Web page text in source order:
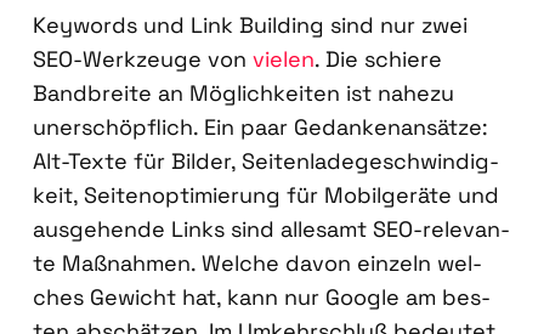
Key­words und Link Buil­ding sind nur zwei
SEO-Werk­zeu­ge von vie­len. Die schie­re
Band­brei­te an Mög­lich­kei­ten ist nahe­zu
uner­schöpf­lich. Ein paar Gedan­ken­an­sät­ze:
Alt-Tex­te für Bil­der, Sei­ten­la­de­ge­schwin­dig­
keit, Sei­ten­op­ti­mie­rung für Mobil­ge­rä­te und
aus­ge­hen­de Links sind alle­samt SEO-rele­van­
te Maß­nah­men. Wel­che davon ein­zeln wel­
ches Gewicht hat, kann nur Goog­le am bes­